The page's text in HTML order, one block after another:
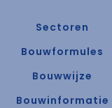
Sectoren
Bouwformules
Bouwwijze
Bouwinformatie